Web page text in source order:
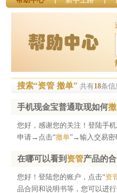
搜索“资管 撤单” 共有18条信
手机现金宝普通取现如何
您好，感谢您的关注！登陆手
申请→点击“撤单”→输入交易密
在哪可以看到 资管产品的
您好！登陆您的账户，点击“资
品合同和说明书等，您可以进行